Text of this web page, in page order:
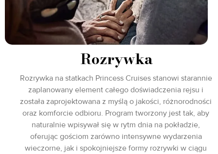
Rozrywka
Rozrywka na statkach Princess Cruises stanowi starannie
zaplanowany element całego doświadczenia rejsu i
została zaprojektowana z myślą o jakości, różnorodności
oraz komforcie odbioru. Program tworzony jest tak, aby
naturalnie wpisywał się w rytm dnia na pokładzie,
oferując gościom zarówno intensywne wydarzenia
wieczorne, jak i spokojniejsze formy rozrywki w ciągu